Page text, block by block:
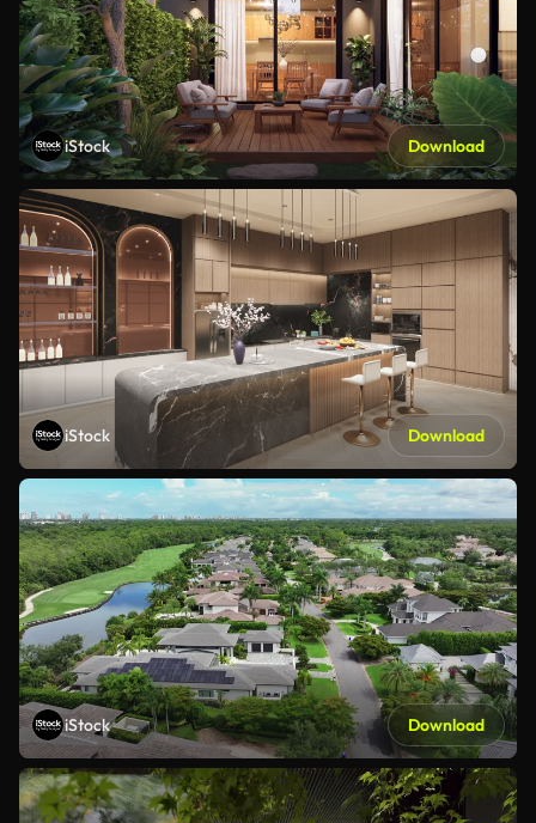
iStock Download
iStock Download
iStock Download